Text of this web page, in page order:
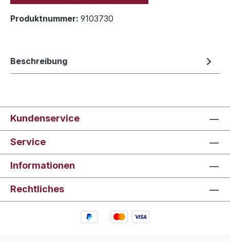
Produktnummer: 9103730
Beschreibung
Kundenservice
Service
Informationen
Rechtliches